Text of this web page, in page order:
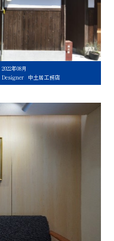
2022年08月
Designer
中土居工務店